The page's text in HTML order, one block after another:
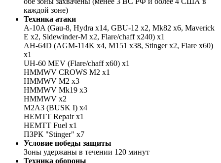
каждой зоне)
Техника атаки
A-10A (Gau-8, Hydra x14, GBU-12 x2, Mk82 x6, Maverick
E x2, Sidewinder-M x2, Flare/chaff x240) x1
AH-64D (AGM-114K x4, M151 x38, Stinger x2, Flare x60)
x1
UH-60 MEV (Flare/chaff x60) x1
HMMWV CROWS M2 x1
HMMWV M2 x3
HMMWV Mk19 x3
HMMWV x2
M2A3 (BUSK I) x4
HEMTT Repair x1
HEMTT Fuel x1
ПЗРК "Stinger" х7
Условие победы защиты
Зоны удержаны в течении 120 минут
Техника обороны